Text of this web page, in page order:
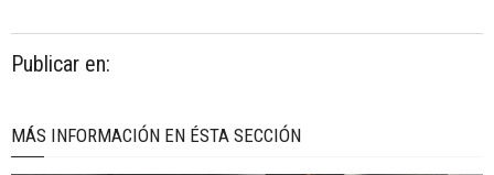
Publicar en:
MÁS INFORMACIÓN EN ÉSTA SECCIÓN